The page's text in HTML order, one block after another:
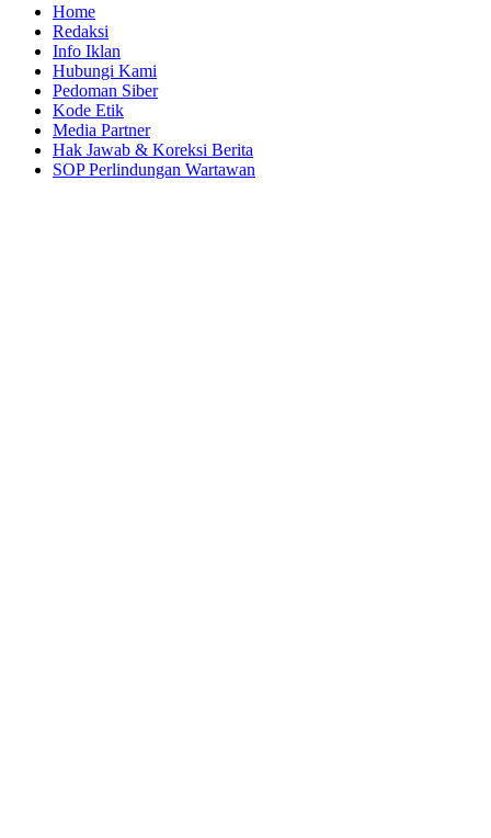
Home
Redaksi
Info Iklan
Hubungi Kami
Pedoman Siber
Kode Etik
Media Partner
Hak Jawab & Koreksi Berita
SOP Perlindungan Wartawan